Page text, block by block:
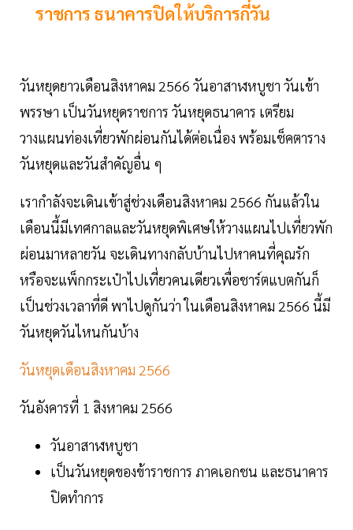
ราชการ ธนาคารปิดให้บริการกี่วัน
วันหยุดยาวเดือนสิงหาคม 2566 วันอาสาฬหบูชา วันเข้า
พรรษา เป็นวันหยุดราชการ วันหยุดธนาคาร เตรียม
วางแผนท่องเที่ยวพักผ่อนกันได้ต่อเนื่อง พร้อมเช็คตาราง
วันหยุดและวันสำคัญอื่น ๆ
เรากำลังจะเดินเข้าสู่ช่วงเดือนสิงหาคม 2566 กันแล้วใน
เดือนนี้มีเทศกาลและวันหยุดพิเศษให้วางแผนไปเที่ยวพัก
ผ่อนมาหลายวัน จะเดินทางกลับบ้านไปหาคนที่คุณรัก
หรือจะแพ็กกระเป๋าไปเที่ยวคนเดียวเพื่อชาร์ตแบตกันก็
เป็นช่วงเวลาที่ดี พาไปดูกันว่า ในเดือนสิงหาคม 2566 นี้มี
วันหยุดวันไหนกันบ้าง
วันหยุดเดือนสิงหาคม 2566
วันอังคารที่ 1 สิงหาคม 2566
วันอาสาฬหบูชา
เป็นวันหยุดของข้าราชการ ภาคเอกชน และธนาคาร
ปิดทำการ